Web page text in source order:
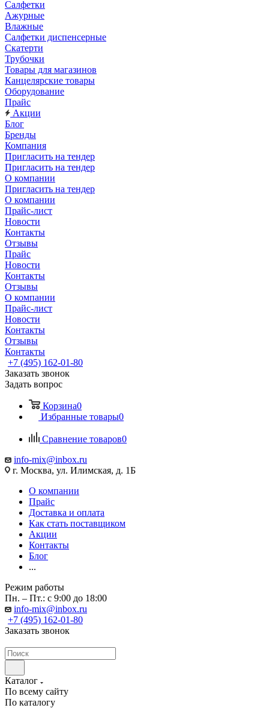
Салфетки
Ажурные
Влажные
Салфетки диспенсерные
Скатерти
Трубочки
Товары для магазинов
Канцелярские товары
Оборудование
Прайс
Акции
Блог
Бренды
Компания
Пригласить на тендер
Пригласить на тендер
О компании
Пригласить на тендер
О компании
Прайс-лист
Новости
Контакты
Отзывы
Прайс
Новости
Контакты
Отзывы
О компании
Прайс-лист
Новости
Контакты
Отзывы
Контакты
+7 (495) 162-01-80
Заказать звонок
Задать вопрос
Корзина0
Избранные товары0
Сравнение товаров0
info-mix@inbox.ru
г. Москва, ул. Илимская, д. 1Б
О компании
Прайс
Доставка и оплата
Как стать поставщиком
Акции
Контакты
Блог
...
Режим работы
Пн. – Пт.: с 9:00 до 18:00
info-mix@inbox.ru
+7 (495) 162-01-80
Заказать звонок
Каталог
По всему сайту
По каталогу